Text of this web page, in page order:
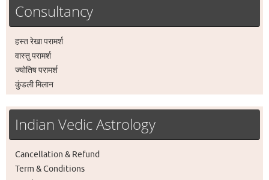
Consultancy
हस्त रेखा परामर्श
वास्तु परामर्श
ज्योतिष परामर्श
कुंडली मिलान
Indian Vedic Astrology
Cancellation & Refund
Term & Conditions